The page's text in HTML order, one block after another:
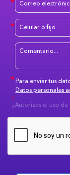
Para enviar tus
Datos personales
¿Autorizas el uso de